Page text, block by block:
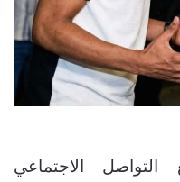
الاجتماعي